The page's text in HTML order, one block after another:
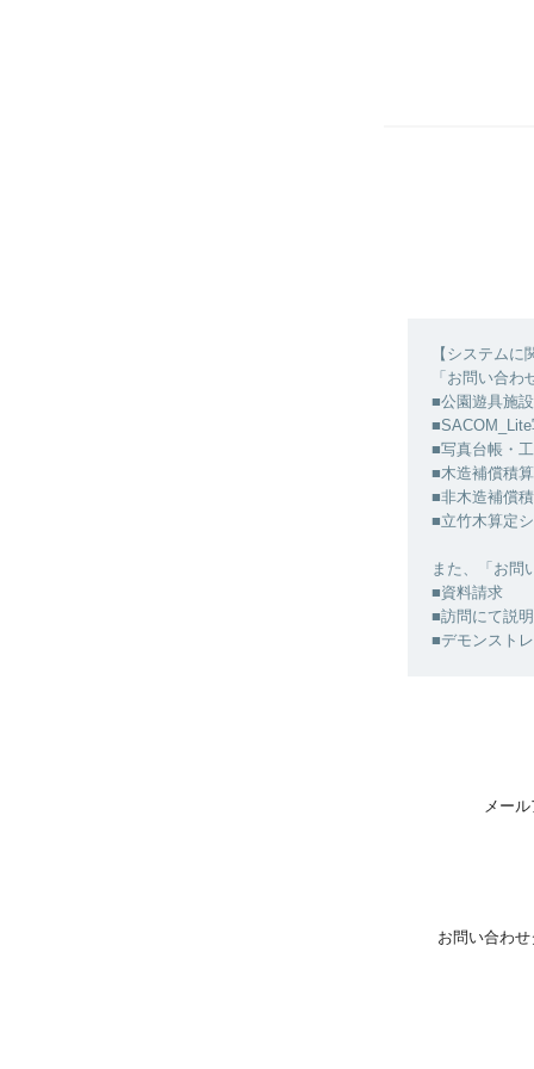
【システム
「お問い合
■公園遊具施
■写真台帳・
■木造補償積
■非木造補償
■立竹木算定
また、「お問
■資料請求
■訪問にて説
■デモンスト
メー
お問い合わ